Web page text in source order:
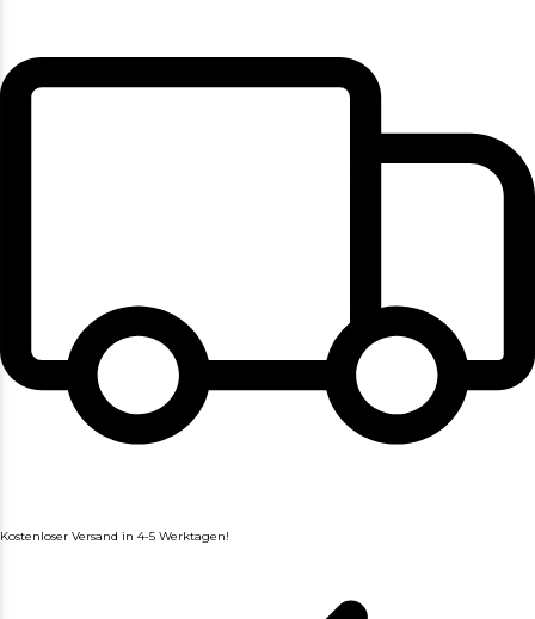
Kostenloser Versand in 4-5 Werktagen!